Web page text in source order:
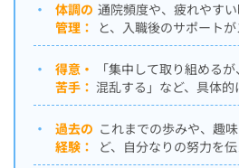
・
体調の
管理：
通院頻度や、疲れやす
と、入職後のサポートが
・
得意・
苦手：
「集中して取り組める
混乱する」など、具体的
・
過去の
経験：
これまでの歩みや、趣
ど、自分なりの努力を伝